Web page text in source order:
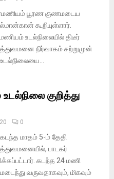
பூரண குணமடைய
கூறியுள்ளார்.
உடல்நிலையில் திடீர்
நிர்வாகம் சற்றுமுன்
குறித்து
0
மாதம் 5-ம் தேதி
பாடகர்
கடந்த 24 மணி
வருவதாகவும், மிகவும்